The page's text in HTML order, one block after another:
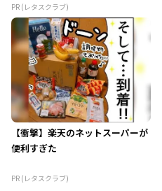
PR (レタスクラブ)
【衝撃】楽天のネットスーパーが
便利すぎた
PR (レタスクラブ)